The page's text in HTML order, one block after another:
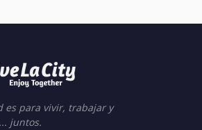
es para vivir, trabajar y
juntos.